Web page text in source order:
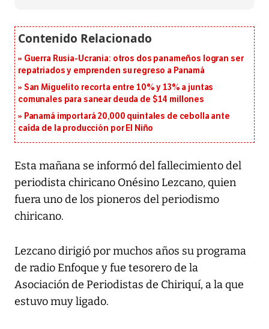
Guerra Rusia-Ucrania: otros dos panameños logran ser
repatriados y emprenden su regreso a Panamá
San Miguelito recorta entre 10% y 13% a juntas
comunales para sanear deuda de $14 millones
Panamá importará 20,000 quintales de cebolla ante
caída de la producción por El Niño
Esta mañana se informó del fallecimiento del
periodista chiricano Onésino Lezcano, quien
fuera uno de los pioneros del periodismo
chiricano.
Lezcano dirigió por muchos años su programa
de radio Enfoque y fue tesorero de la
Asociación de Periodistas de Chiriquí, a la que
estuvo muy ligado.